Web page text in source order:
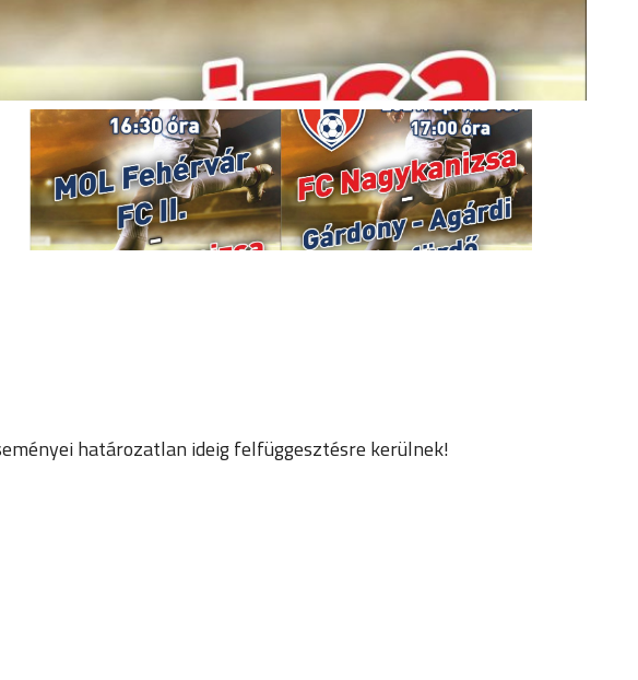
határozatlan ideig felfüggesztésre kerülnek!